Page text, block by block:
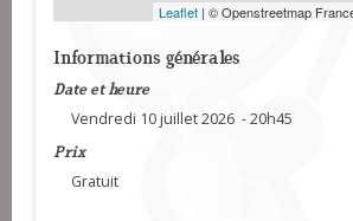
Leaflet | © Openstreetmap
Informations générales
Date et heure
Vendredi 10 juillet 2026 - 20h45
Prix
Gratuit